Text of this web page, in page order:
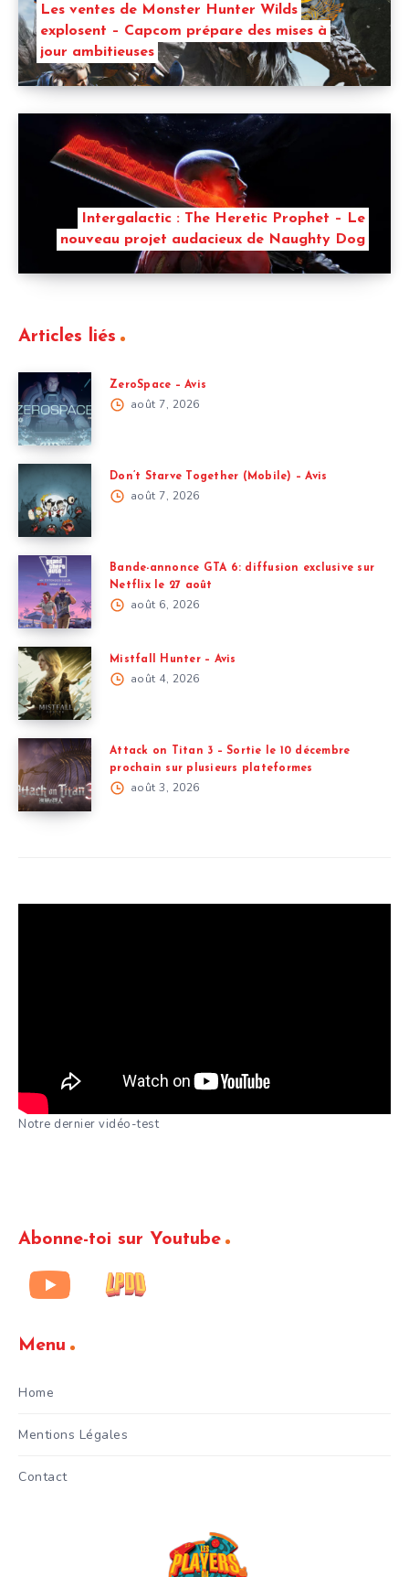
Les ventes de Monster Hunter Wilds
explosent – Capcom prépare des mises à
jour ambitieuses
Intergalactic : The Heretic Prophet – Le
nouveau projet audacieux de Naughty Dog
Articles liés
ZeroSpace – Avis
août 7, 2026
Don’t Starve Together (Mobile) – Avis
août 7, 2026
Bande-annonce GTA 6: diffusion exclusive sur
Netflix le 27 août
août 6, 2026
Mistfall Hunter – Avis
août 4, 2026
Attack on Titan 3 – Sortie le 10 décembre
prochain sur plusieurs plateformes
août 3, 2026
Notre dernier vidéo-test
Abonne-toi sur Youtube
Menu
Home
Mentions Légales
Contact